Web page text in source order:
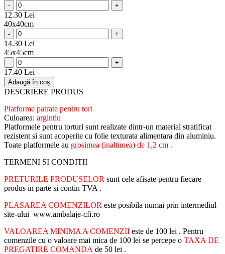
- +
12.30 Lei
40x40cm
- +
14.30 Lei
45x45cm
- +
17.40 Lei
Adaugă în coș
DESCRIERE PRODUS
Platforme patrate pentru tort
Culoarea: argintiu
Platformele pentru torturi sunt realizate dintr-un material stratificat
rezistent si sunt acoperite cu folie texturata alimentara din aluminiu.
Toate platformele au grosimea (inaltimea) de 1,2 cm .
TERMENI SI CONDITII
PRETURILE PRODUSELOR sunt cele afisate pentru fiecare
produs in parte si contin TVA .
PLASAREA COMENZILOR este posibila numai prin intermediul
site-ului www.ambalaje-cfi.ro
VALOAREA MINIMA A COMENZII este de 100 lei . Pentru
comenzile cu o valoare mai mica de 100 lei se percepe o TAXA DE
PREGATIRE COMANDA de 50 lei .